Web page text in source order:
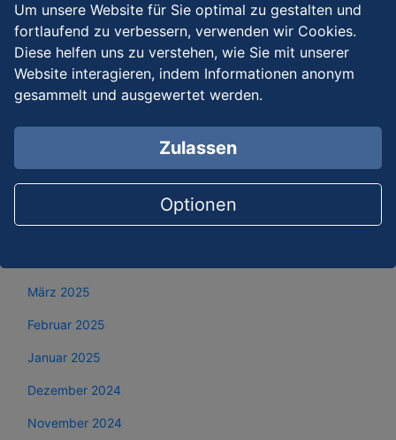
November 2025
Oktober 2025
September 2025
August 2025
Mai 2025
März 2025
Februar 2025
Januar 2025
Dezember 2024
November 2024
Um unsere Website für Sie optimal zu gestalten und
fortlaufend zu verbessern, verwenden wir Cookies.
Diese helfen uns zu verstehen, wie Sie mit unserer
Website interagieren, indem Informationen anonym
gesammelt und ausgewertet werden.
Zulassen
Optionen